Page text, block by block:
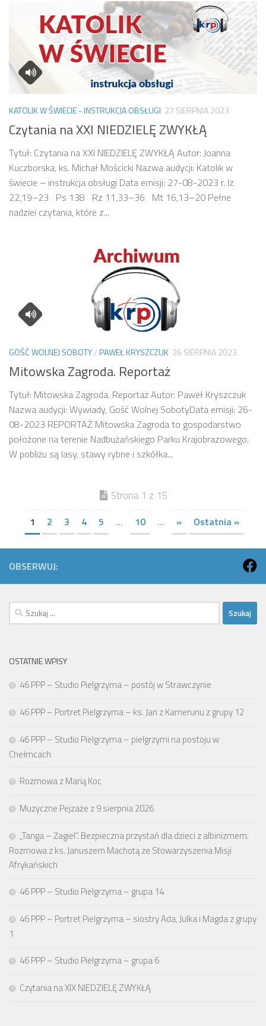
KATOLIK W ŚWIECIE - INSTRUKCJA OBSŁUGI 27 SIERPNIA 2023
Czytania na XXI NIEDZIELĘ ZWYKŁĄ
Tytuł: Czytania na XXI NIEDZIELĘ ZWYKŁĄ Autor: Joanna
Kuczborska, ks. Michał Mościcki Nazwa audycji: Katolik w
świecie – instrukcja obsługi Data emisji: 27-08-2023 r. Iz
22,19–23 Ps 138 Rz 11,33–36 Mt 16,13–20 Pełne
nadziei czytania, które z...
GOŚĆ WOLNEJ SOBOTY/PAWEŁ KRYSZCZUK 26 SIERPNIA 2023
Mitowska Zagroda. Reportaż
Tytuł: Mitowska Zagroda. Reportaż Autor: Paweł Kryszczuk
Nazwa audycji: Wywiady, Gość Wolnej SobotyData emisji: 26-
08-2023 REPORTAŻ Mitowska Zagroda to gospodarstwo
położone na terenie Nadbużańskiego Parku Krajobrazowego.
W pobliżu są lasy, stawy rybne i szkółka...
Strona 1 z 15
1 2 3 4 5 ... 10 ... » Ostatnia »
OBSERWUJ:
Szukaj:
OSTATNIE WPISY
46 PPP – Studio Pielgrzyma – postój w Strawczynie
46 PPP – Portret Pielgrzyma – ks. Jan z Kamerunu z grupy 12
46 PPP – Studio Pielgrzyma – pielgrzymi na postoju w
Chełmcach
Rozmowa z Marią Koc
Muzyczne Pejzaże z 9 sierpnia 2026
„Tanga – Żagiel”. Bezpieczna przystań dla dzieci z albinizmem.
Rozmowa z ks. Januszem Machotą ze Stowarzyszenia Misji
Afrykańskich
46 PPP – Studio Pielgrzyma – grupa 14
46 PPP – Portret Pielgrzyma – siostry Ada, Julka i Magda z grupy
1
46 PPP – Studio Pielgrzyma – grupa 6
Czytania na XIX NIEDZIELĘ ZWYKŁĄ